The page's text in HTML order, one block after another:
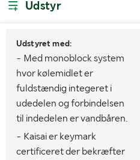
Udstyr
Udstyret med:
- Med monoblock system
hvor kølemidlet er
fuldstændig integeret i
udedelen og forbindelsen
til indedelen er vandbåren.
- Kaisai er keymark
certificeret der bekræfter